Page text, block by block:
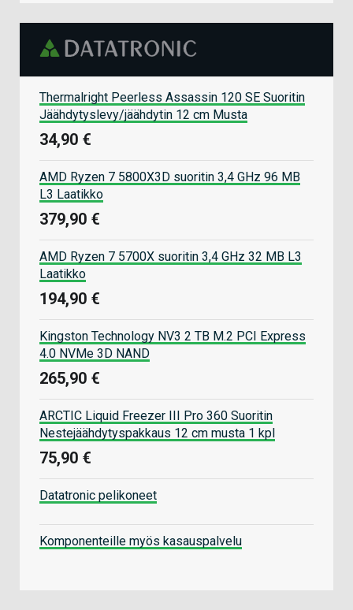
Thermalright Peerless Assassin 120 SE Suoritin
Jäähdytyslevy/jäähdytin 12 cm Musta
34,90 €
AMD Ryzen 7 5800X3D suoritin 3,4 GHz 96 MB
L3 Laatikko
379,90 €
AMD Ryzen 7 5700X suoritin 3,4 GHz 32 MB L3
Laatikko
194,90 €
Kingston Technology NV3 2 TB M.2 PCI Express
4.0 NVMe 3D NAND
265,90 €
ARCTIC Liquid Freezer III Pro 360 Suoritin
Nestejäähdytyspakkaus 12 cm musta 1 kpl
75,90 €
Datatronic pelikoneet
Komponenteille myös kasauspalvelu